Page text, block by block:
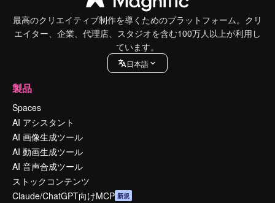
最高のクリエイティブ制作を導くためのプラットフォーム。クリ
エイター、企業、代理店、スタジオを含む100万人以上が利用し
ています。
日本語
製品
Spaces
AI アシスタント
AI 画像生成ツール
AI 動画生成ツール
AI 音声合成ツール
ストックコンテンツ
Claude/ChatGPT向けMCP 新規